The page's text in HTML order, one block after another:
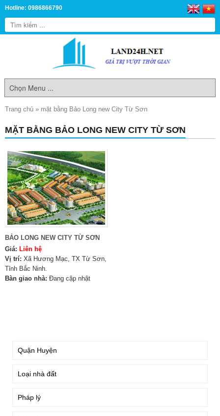
Hotline: 0986866790
Trang chủ » mặt bằng Bảo Long new City Từ Sơn
MẶT BẰNG BẢO LONG NEW CITY TỪ SƠN
BẢO LONG NEW CITY TỪ SƠN
Giá: Liên hệ
Vị trí: Xã Hương Mạc, TX Từ Sơn,
Tỉnh Bắc Ninh.
Bàn giao nhà: Đang cập nhật